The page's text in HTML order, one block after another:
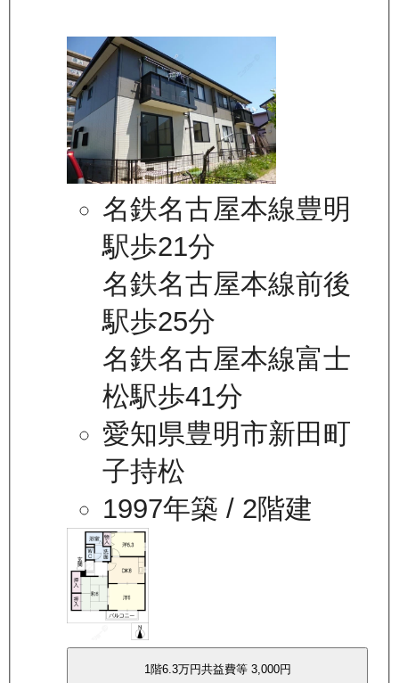
名鉄名古屋本線豊明
駅歩21分
名鉄名古屋本線前後
駅歩25分
名鉄名古屋本線富士
松駅歩41分
愛知県豊明市新田町
子持松
1997年築 / 2階建
1階6.3万円共益費等 3,000円